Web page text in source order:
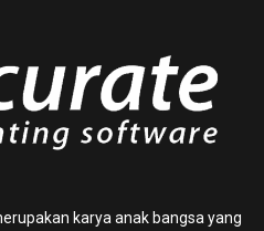
karya anak bangsa yang